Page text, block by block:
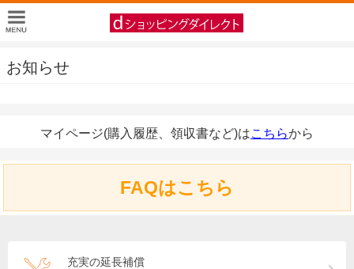
お知らせ
マイページ(購入履歴、領収書など)はこちらから
FAQはこちら
充実の延長補償